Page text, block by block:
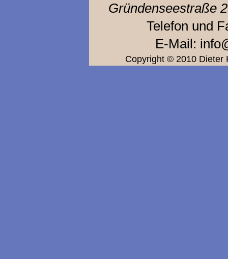
Gründenseestraße
Telefon und
E-Mail:
Copyright © 2010 Dieter